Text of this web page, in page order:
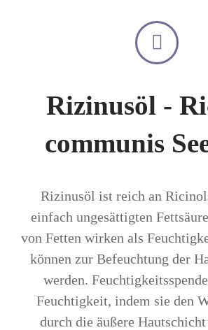
Rizinusöl -
communis
Rizinusöl ist reich an
einfach ungesättigten
von Fetten wirken als
können zur Befeuchtung der
werden.
Feuchtigkeit, indem sie den
durch die äußere